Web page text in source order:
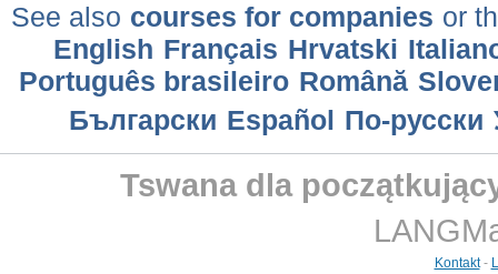
See also courses for companies or
English Français Hrvatski
Português brasileiro Română
Български Еspañol По-русски
Tswana dla
Kontakt-